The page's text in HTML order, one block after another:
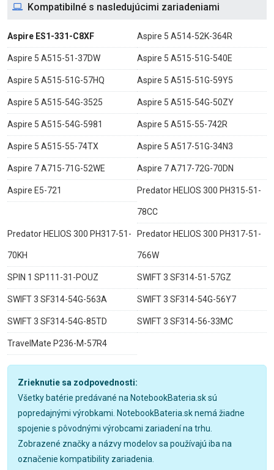
Kompatibilné s nasledujúcimi zariadeniami
Aspire ES1-331-C8XF Aspire 5 A514-52K-364R
Aspire 5 A515-51-37DW Aspire 5 A515-51G-540E
Aspire 5 A515-51G-57HQ Aspire 5 A515-51G-59Y5
Aspire 5 A515-54G-3525 Aspire 5 A515-54G-50ZY
Aspire 5 A515-54G-5981 Aspire 5 A515-55-742R
Aspire 5 A515-55-74TX Aspire 5 A517-51G-34N3
Aspire 7 A715-71G-52WE Aspire 7 A717-72G-70DN
Aspire E5-721 Predator HELIOS 300 PH315-51-
78CC
Predator HELIOS 300 PH317-51-
70KH
Predator HELIOS 300 PH317-51-
766W
SPIN 1 SP111-31-POUZ SWIFT 3 SF314-51-57GZ
SWIFT 3 SF314-54G-563A SWIFT 3 SF314-54G-56Y7
SWIFT 3 SF314-54G-85TD SWIFT 3 SF314-56-33MC
TravelMate P236-M-57R4
Zrieknutie sa zodpovednosti:
Všetky batérie predávané na NotebookBateria.sk sú
popredajnými výrobkami. NotebookBateria.sk nemá žiadne
spojenie s pôvodnými výrobcami zariadení na trhu.
Zobrazené značky a názvy modelov sa používajú iba na
označenie kompatibility zariadenia.